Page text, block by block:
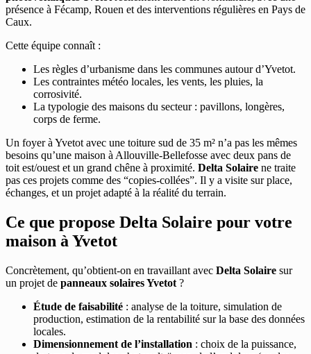
présence à Fécamp, Rouen et des interventions régulières en Pays de
Caux.
Cette équipe connaît :
Les règles d’urbanisme dans les communes autour d’Yvetot.
Les contraintes météo locales, les vents, les pluies, la
corrosivité.
La typologie des maisons du secteur : pavillons, longères,
corps de ferme.
Un foyer à Yvetot avec une toiture sud de 35 m² n’a pas les mêmes
besoins qu’une maison à Allouville-Bellefosse avec deux pans de
toit est/ouest et un grand chêne à proximité. Delta Solaire ne traite
pas ces projets comme des “copies-collées”. Il y a visite sur place,
échanges, et un projet adapté à la réalité du terrain.
Ce que propose Delta Solaire pour votre
maison à Yvetot
Concrètement, qu’obtient-on en travaillant avec Delta Solaire sur
un projet de panneaux solaires Yvetot ?
Étude de faisabilité : analyse de la toiture, simulation de
production, estimation de la rentabilité sur la base des données
locales.
Dimensionnement de l’installation : choix de la puissance,